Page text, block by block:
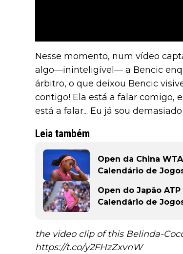
Nesse momento, num vídeo
algo—ininteligível— a Bencic
árbitro, o que deixou Bencic
contigo! Ela está a falar comigo,
está a falar... Eu já sou
Leia também
Open da China
Calendário de
Open do Japão
Calendário de
the video clip of this Belinda-
https://t.co/y2FHzZxvnW